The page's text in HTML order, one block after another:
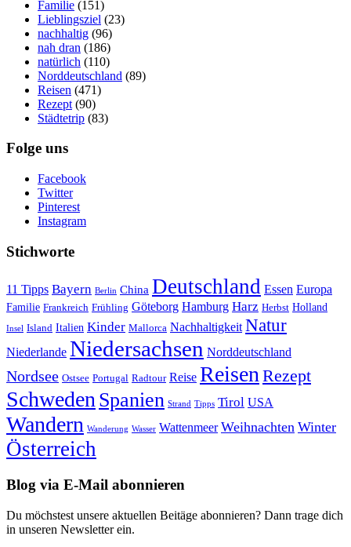
Familie (151)
Lieblingsziel (23)
nachhaltig (96)
nah dran (186)
natürlich (110)
Norddeutschland (89)
Reisen (471)
Rezept (90)
Städtetrip (83)
Folge uns
Facebook
Twitter
Pinterest
Instagram
Stichworte
11 Tipps Bayern Berlin China Deutschland Essen Europa
Familie Frankreich Frühling Göteborg Hamburg Harz Herbst Holland
Insel Island Italien Kinder Mallorca Nachhaltigkeit Natur
Niederlande Niedersachsen Norddeutschland
Nordsee Ostsee Portugal Radtour Reise ReisenRezept
SchwedenSpanien Strand Tipps Tirol USA
Wandern Wanderung Wasser Wattenmeer Weihnachten Winter
Österreich
Blog via E-Mail abonnieren
Du möchstest unsere aktuellen Beitäge abonnieren? Dann trage dich
in unseren Newsletter ein.